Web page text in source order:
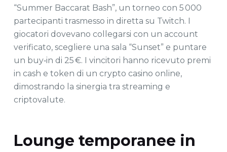
“Summer Baccarat Bash”, un torneo con 5 000
partecipanti trasmesso in diretta su Twitch. I
giocatori dovevano collegarsi con un account
verificato, scegliere una sala “Sunset” e puntare
un buy‑in di 25 €. I vincitori hanno ricevuto premi
in cash e token di un crypto casino online,
dimostrando la sinergia tra streaming e
criptovalute.
Lounge temporanee in